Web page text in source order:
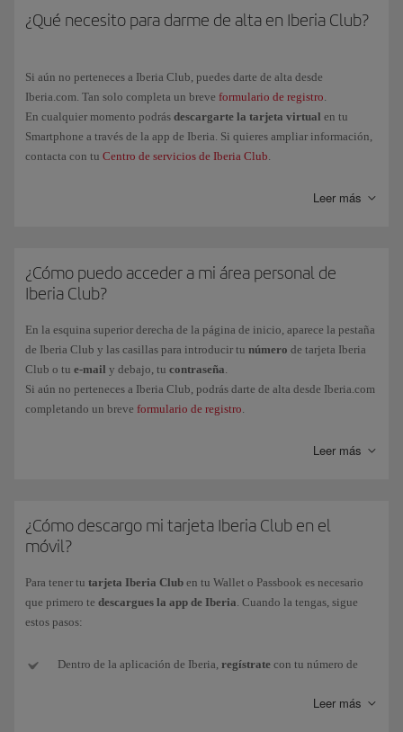
Recuerda que la obtención de Puntos Elite por la compra de billetes y
Avios ganados solo aplica a las compras realizadas a través de las marcas
Los Puntos Elite y los Avios asociados al vuelo los acumulará cada
¿Qué necesito para darme de alta en Iberia Club?
Si aún no perteneces a Iberia Club, puedes darte de alta desde
Iberia.com. Tan solo completa un breve formulario de registro.
En cualquier momento podrás descargarte la tarjeta virtual en tu
Smartphone a través de la app de Iberia. Si quieres ampliar información,
contacta con tu Centro de servicios de Iberia Club.
Leer más
¿Cómo puedo acceder a mi área personal de
Iberia Club?
En la esquina superior derecha de la página de inicio, aparece la pestaña
de Iberia Club y las casillas para introducir tu número de tarjeta Iberia
Club o tu e-mail y debajo, tu contraseña.
Si aún no perteneces a Iberia Club, podrás darte de alta desde Iberia.com
completando un breve formulario de registro.
Además, podrás asociar tu perfil Iberia Club a las redes socialesLeer más
¿Cómo descargo mi tarjeta Iberia Club en el
móvil?
Para tener tu tarjeta Iberia Club en tu Wallet o Passbook es necesario
que primero te descargues la app de Iberia. Cuando la tengas, sigue
estos pasos:
Dentro de la aplicación de Iberia, regístrate con tu número de
Leer más